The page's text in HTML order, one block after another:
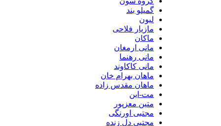
گمیلو بند
لیون
مازیار فلاحی
ماکان
مانی ارمغان
مانی رهنما
مانی کاکاوند
ماهان بهرام خان
ماهان مقدس زاده
مت-این
متین معزپور
مجتبی اورنگی
مجتبی دل زنده